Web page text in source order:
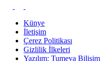
Künye
İletişim
Çerez Politikası
Gizlilik İlkeleri
Yazılım: Tumeva Bilişim